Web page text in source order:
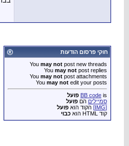
חוקי פרסום הודעות
You may not post new threads
You may not post replies
You may not post attachments
You may not edit your posts
BB code is
פועל
סמיילים הם פועל
[IMG]
הקוד הוא פועל
קוד HTML הוא
כבוי